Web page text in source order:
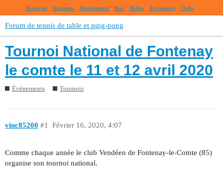
Boutique Raquettes Revêtements Bois Balles Accessoires Clubs
Forum de tennis de table et ping-pong
Tournoi National de Fontenay
le comte le 11 et 12 avril 2020
Évènements Tournois
vinc85200 Février 16, 2020, 4:07
#1
Comme chaque année le club Vendéen de Fontenay-le-Comte (85)
organise son tournoi national.